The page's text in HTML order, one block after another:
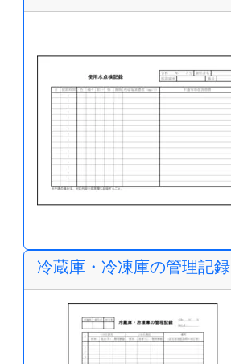
冷蔵庫・冷凍庫の管理記録